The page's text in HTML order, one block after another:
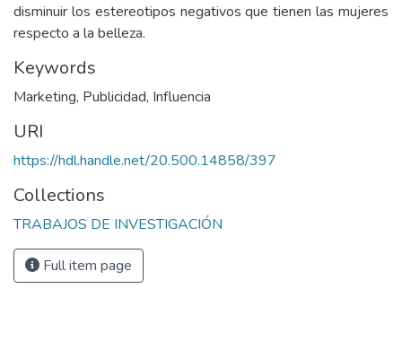
disminuir los estereotipos negativos que tienen las mujeres
respecto a la belleza.
Keywords
Marketing, Publicidad, Influencia
URI
https://hdl.handle.net/20.500.14858/397
Collections
TRABAJOS DE INVESTIGACIÓN
Full item page